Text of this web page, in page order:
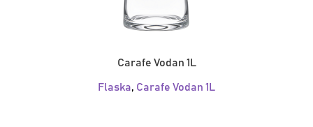
Carafe Vodan 1L
Flaska, Carafe Vodan 1L